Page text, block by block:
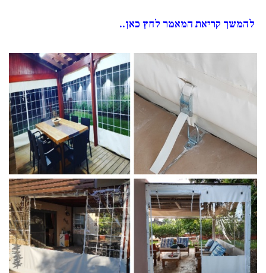
להמשך קריאת המאמר לחץ כאן..